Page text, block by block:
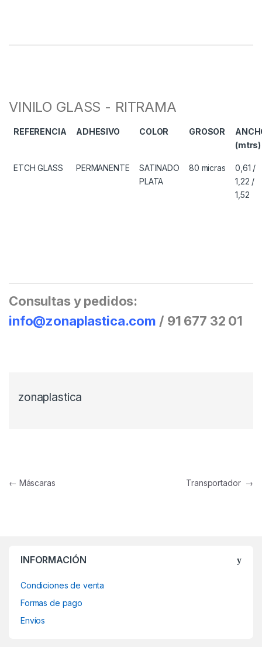
VINILO GLASS - RITRAMA
REFERENCIA ADHESIVO COLOR GROSOR
(mtrs)
ETCH GLASS PERMANENTE
SATINADO
PLATA
80 micras
0,61 /
1,22 /
1,52
Consultas y pedidos:
info@zonaplastica.com / 91 677 32 01
zonaplastica
Navegación de entradas
← Máscaras Transportador →
INFORMACIÓN
Condiciones de venta
Formas de pago
Envíos